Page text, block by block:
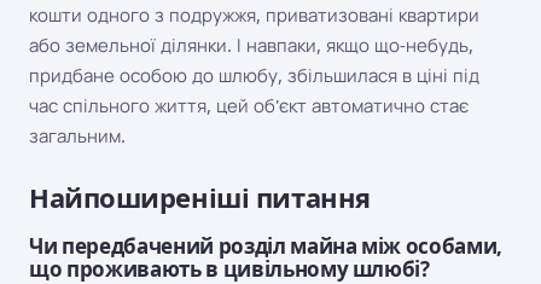
кошти одного з подружжя, приватизовані квартири
або земельної ділянки. І навпаки, якщо що-небудь,
придбане особою до шлюбу, збільшилася в ціні під
час спільного життя, цей об'єкт автоматично стає
загальним.
Найпоширеніші питання
Чи передбачений розділ майна між особами,
що проживають в цивільному шлюбі?